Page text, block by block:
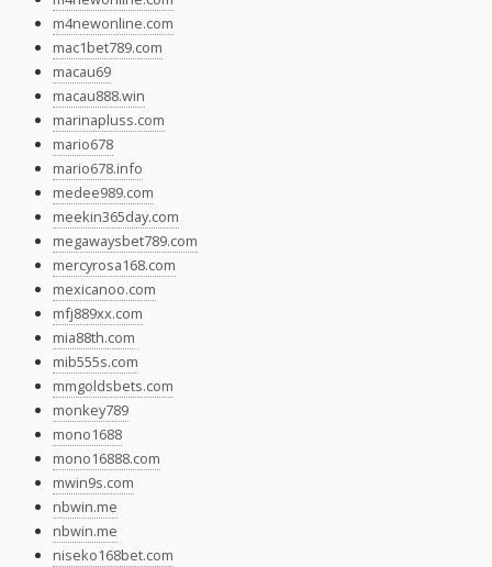
m4newonline.com
mac1bet789.com
macau69
macau888.win
marinapluss.com
mario678
mario678.info
medee989.com
meekin365day.com
megawaysbet789.com
mercyrosa168.com
mexicanoo.com
mfj889xx.com
mia88th.com
mib555s.com
mmgoldsbets.com
monkey789
mono1688
mono16888.com
mwin9s.com
nbwin.me
nbwin.me
niseko168bet.com